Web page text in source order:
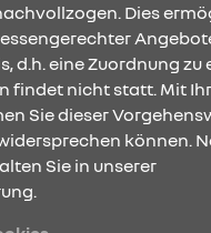
Dies
d.h. eine Zuordnung zu
findet nicht statt. Mit
Sie dieser
können.
Sie in unserer